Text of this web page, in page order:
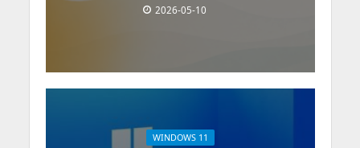
2026-05-10
WINDOWS 11